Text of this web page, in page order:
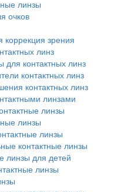
линзы
очков
коррекция зрения
линз
для контактных линз
контактных линз
контактных линз
линзами
линзы
линзы
линзы
контактные линзы
линзы для детей
линзы